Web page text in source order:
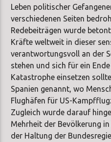
Leben politischer
verschiedenen Seiten
Redebeiträgen wurde
Kräfte weltweit in dieser
verantwortungsvoll an der
stehen und sich für ein
Katastrophe einsetzen
Spanien genannt, wo
Flughäfen für US-
Zugleich wurde darauf
Mehrheit der Bevölkerung
der Haltung der